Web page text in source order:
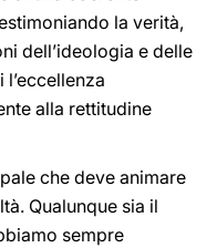
la verità,
dell’ideologia e delle
alla rettitudine
che deve animare
Qualunque sia il
sempre